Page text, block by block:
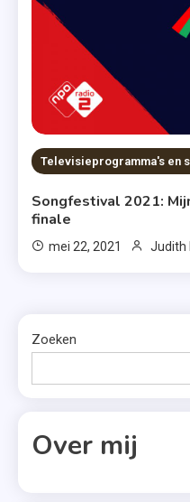
Televisieprogramma's en
Songfestival 2021:
finale
mei 22, 2021 Judith
Zoeken
Over mij